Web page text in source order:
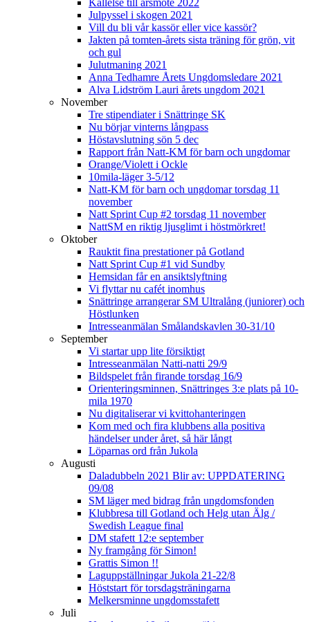
Kallelse till årsmöte 2022
Julpyssel i skogen 2021
Vill du bli vår kassör eller vice kassör?
Jakten på tomten-årets sista träning för grön, vit
och gul
Julutmaning 2021
Anna Tedhamre Årets Ungdomsledare 2021
Alva Lidström Lauri årets ungdom 2021
November
Tre stipendiater i Snättringe SK
Nu börjar vinterns långpass
Höstavslutning sön 5 dec
Rapport från Natt-KM för barn och ungdomar
Orange/Violett i Ockle
10mila-läger 3-5/12
Natt-KM för barn och ungdomar torsdag 11
november
Natt Sprint Cup #2 torsdag 11 november
NattSM en riktig ljusglimt i höstmörkret!
Oktober
Rauktit fina prestationer på Gotland
Natt Sprint Cup #1 vid Sundby
Hemsidan får en ansiktslyftning
Vi flyttar nu cafét inomhus
Snättringe arrangerar SM Ultralång (juniorer) och
Höstlunken
Intresseanmälan Smålandskavlen 30-31/10
September
Vi startar upp lite försiktigt
Intresseanmälan Natti-natti 29/9
Bildspelet från firande torsdag 16/9
Orienteringsminnen, Snättringes 3:e plats på 10-
mila 1970
Nu digitaliserar vi kvittohanteringen
Kom med och fira klubbens alla positiva
händelser under året, så här långt
Löparnas ord från Jukola
Augusti
Daladubbeln 2021 Blir av: UPPDATERING
09/08
SM läger med bidrag från ungdomsfonden
Klubbresa till Gotland och Helg utan Älg /
Swedish League final
DM stafett 12:e september
Ny framgång för Simon!
Grattis Simon !!
Laguppställningar Jukola 21-22/8
Höststart för torsdagsträningarna
Melkersminne ungdomsstafett
Juli